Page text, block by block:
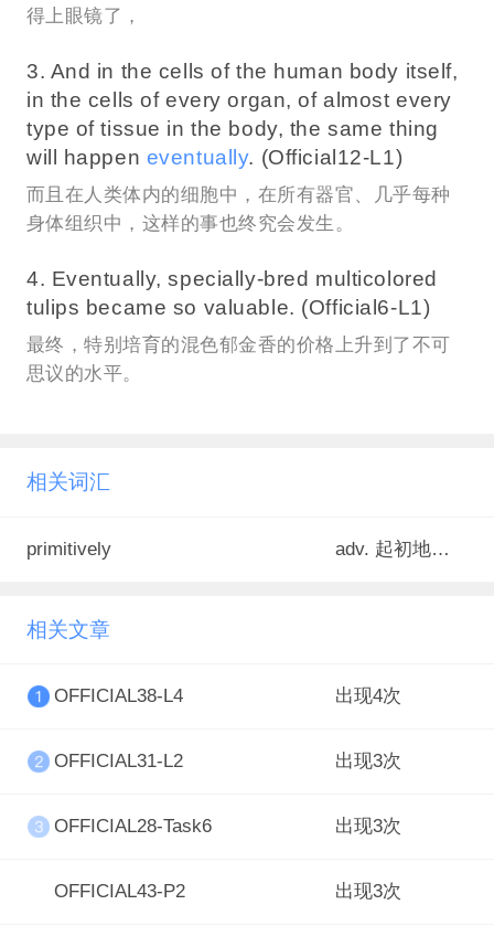
得上眼镜了，
3. And in the cells of the human body itself,
in the cells of every organ, of almost every
type of tissue in the body, the same thing
will happen eventually. (Official12-L1)
而且在人类体内的细胞中，在所有器官、几乎每种
身体组织中，这样的事也终究会发生。
4. Eventually, specially-bred multicolored
tulips became so valuable. (Official6-L1)
最终，特别培育的混色郁金香的价格上升到了不可
思议的水平。
相关词汇
primitively adv. 起初地；原先地
相关文章
OFFICIAL38-L4 出现4次
OFFICIAL31-L2 出现3次
OFFICIAL28-Task6 出现3次
OFFICIAL43-P2 出现3次